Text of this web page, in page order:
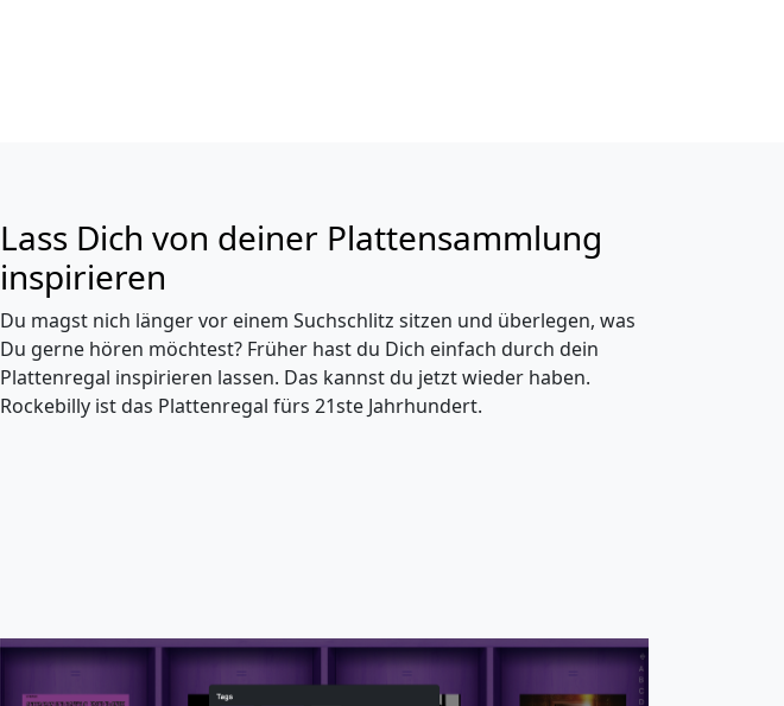
Lass Dich von deiner Plattensammlung
inspirieren
Du magst nich länger vor einem Suchschlitz sitzen und überlegen, was
Du gerne hören möchtest? Früher hast du Dich einfach durch dein
Plattenregal inspirieren lassen. Das kannst du jetzt wieder haben.
Rockebilly ist das Plattenregal fürs 21ste Jahrhundert.